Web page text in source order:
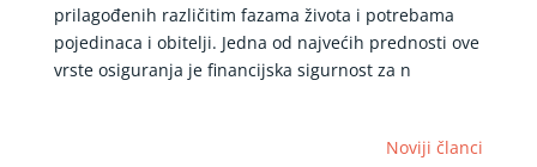
prilagođenih različitim fazama života i potrebama
pojedinaca i obitelji. Jedna od najvećih prednosti ove
vrste osiguranja je financijska sigurnost za n
Noviji članci